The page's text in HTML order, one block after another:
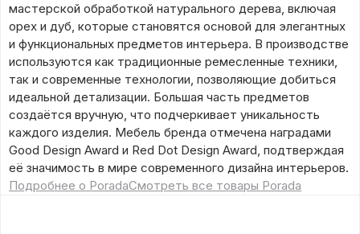
мастерской обработкой натурального дерева, включая
орех и дуб, которые становятся основой для элегантных
и функциональных предметов интерьера. В производстве
используются как традиционные ремесленные техники,
так и современные технологии, позволяющие добиться
идеальной детализации. Большая часть предметов
создаётся вручную, что подчеркивает уникальность
каждого изделия. Мебель бренда отмечена наградами
Good Design Award и Red Dot Design Award, подтверждая
её значимость в мире современного дизайна интерьеров.
Подробнее о PoradaСмотреть все товары Porada